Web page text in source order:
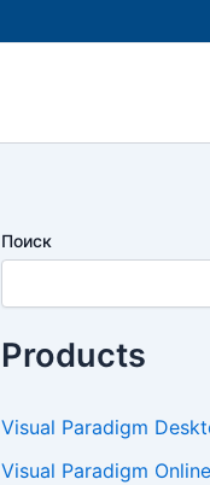
Поиск
Products
Visual Paradigm
Visual Paradigm Online